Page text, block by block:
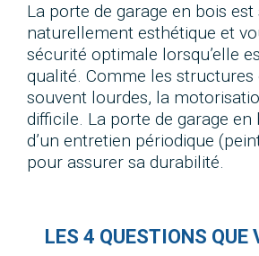
La porte de garage en bois est
naturellement esthétique et
sécurité optimale lorsqu’elle
qualité. Comme les structures
souvent lourdes, la
difficile. La porte de garage en
d’un entretien périodique
pour assurer sa durabilité.
LES 4 QUESTIONS QUE